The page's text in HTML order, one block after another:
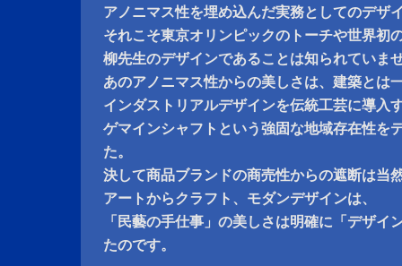
アノニマス性を埋め込んだ実務としてのデザ
それこそ東京オリンピックのトーチや世界初
柳先生のデザインであることは知られていま
あのアノニマス性からの美しさは、建築とは
インダストリアルデザインを伝統工芸に導入
ゲマインシャフトという強固な地域存在性を
た。
決して商品ブランドの商売性からの遮断は当
アートからクラフト、モダンデザインは、
「民藝の手仕事」の美しさは明確に「デザイ
たのです。